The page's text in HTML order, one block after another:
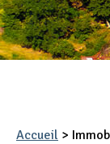
Appel
Nous
Accueil >